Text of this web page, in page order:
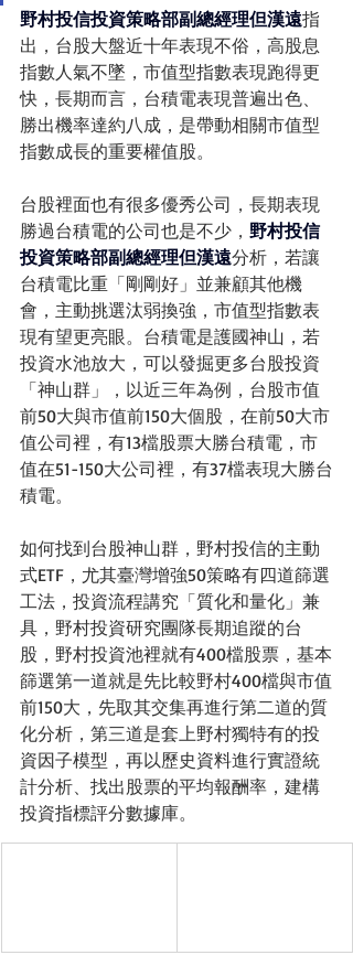
野村投信投資策略部副總經理但漢遠指
出，台股大盤近十年表現不俗，高股息
指數人氣不墜，市值型指數表現跑得更
快，長期而言，台積電表現普遍出色、
勝出機率達約八成，是帶動相關市值型
指數成長的重要權值股。
台股裡面也有很多優秀公司，長期表現
勝過台積電的公司也是不少， 野村投信
投資策略部副總經理但漢遠分析，若讓
台積電比重「剛剛好」並兼顧其他機
會，主動挑選汰弱換強，市值型指數表
現有望更亮眼。台積電是護國神山，若
投資水池放大，可以發掘更多台股投資
「神山群」，以近三年為例，台股市值
前50大與市值前150大個股，在前50大市
值公司裡，有13檔股票大勝台積電，市
值在51-150大公司裡，有37檔表現大勝台
積電。
如何找到台股神山群，野村投信的主動
式ETF，尤其臺灣增強50策略有四道篩選
工法， 投資流程講究「質化和量化」兼
具，野村投資研究團隊長期追蹤的台
股，野村投資池裡就有400檔股票，基本
篩選第一道就是先比較野村400檔與市值
前150大，先取其交集再進行第二道的質
化分析，第三道是套上野村獨特有的投
資因子模型，再以歷史資料進行實證統
計分析、找出股票的平均報酬率， 建構
投資指標評分數據庫。